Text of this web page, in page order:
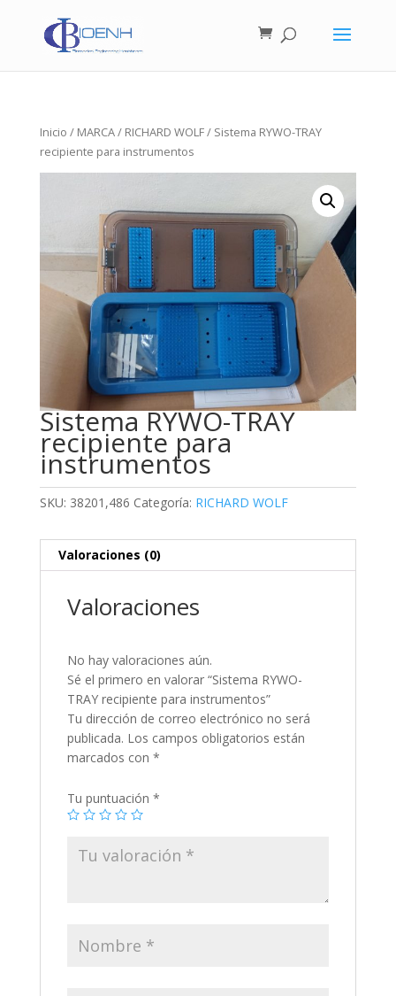
Inicio / MARCA/ RICHARD WOLF/ Sistema RYWO-TRAY
recipiente para instrumentos
Sistema RYWO-TRAY
recipiente para
instrumentos
SKU: 38201,486 Categoría: RICHARD WOLF
Valoraciones (0)
Valoraciones
No hay valoraciones aún.
Sé el primero en valorar “Sistema RYWO-
TRAY recipiente para instrumentos”
Tu dirección de correo electrónico no será
publicada. Los campos obligatorios están
marcados con *
Tu puntuación *